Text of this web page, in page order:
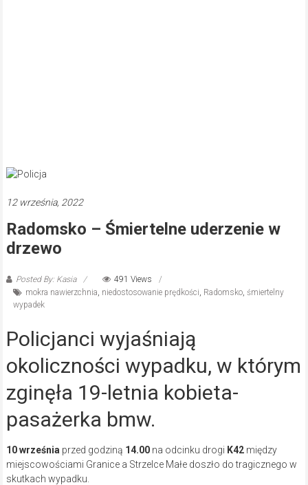
12 września, 2022
Radomsko – Śmiertelne uderzenie w
drzewo
Posted By: Kasia
491 Views
mokra nawierzchnia, niedostosowanie prędkości, Radomsko, śmiertelny
wypadek
Policjanci wyjaśniają
okoliczności wypadku, w którym
zginęła 19-letnia kobieta-
pasażerka bmw.
10 września przed godziną 14.00 na odcinku drogi K42 między
miejscowościami Granice a Strzelce Małe doszło do tragicznego w
skutkach wypadku.